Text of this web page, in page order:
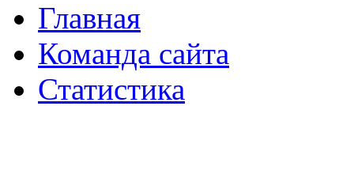
Главная
Команда сайта
Статистика